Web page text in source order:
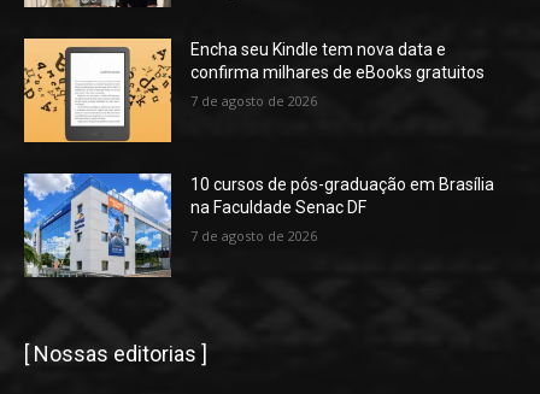
Encha seu Kindle tem nova data e
confirma milhares de eBooks gratuitos
7 de agosto de 2026
10 cursos de pós-graduação em Brasília
na Faculdade Senac DF
7 de agosto de 2026
[ Nossas editorias ]